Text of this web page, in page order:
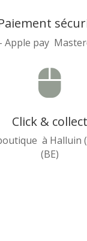
Apple pay

Click & collect
à Halluin
(BE)